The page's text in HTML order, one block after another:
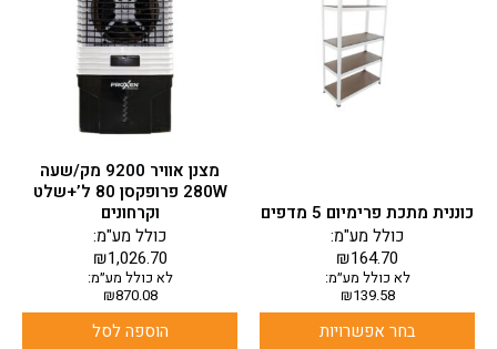
כוננית מתכת פרימיום 5 מדפים
₪164.70
כולל מע"מ:
לא כולל מע״מ:
₪139.58
בחר אפשרויות
מספר
סוגים.
ניתן
לבחור
את
מצנן אוויר 9200 מק/שעה
280W פרופקסן 80 ל’+שלט
וקרחונים
₪1,026.70
כולל מע"מ:
לא כולל מע״מ:
₪870.08
הוספה לסל